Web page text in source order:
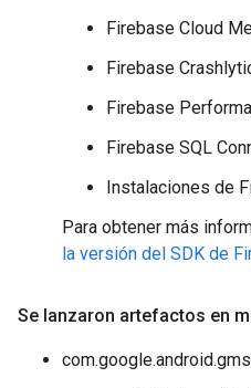
Firebase Cloud
Firebase
Firebase
Firebase SQL
Instalaciones de
Para obtener más
la versión del SDK de
Se lanzaron artefactos en